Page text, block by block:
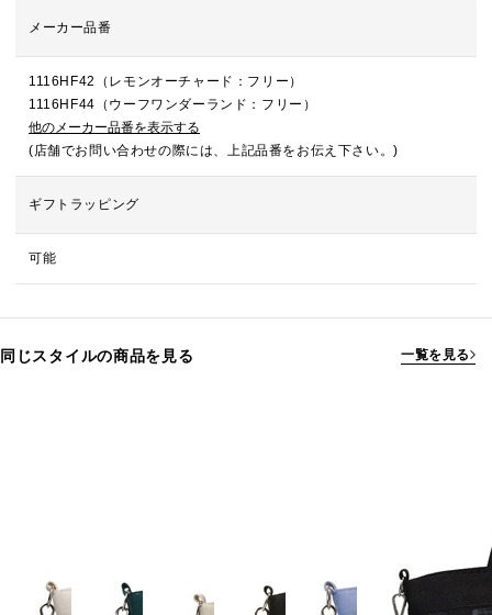
メーカー品番
1116HF42（レモンオーチャード：フリー）
1116HF44（ウーフワンダーランド：フリー）
他のメーカー品番を表示する
(店舗でお問い合わせの際には、上記品番をお伝え下さい。)
ギフトラッピング
可能
同じスタイルの商品を見る 一覧を見る